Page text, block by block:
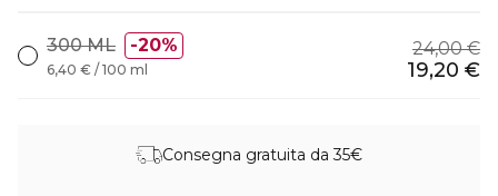
300 ML 20% 24,00 €
19,20 €
6,40 € / 100 ml
Consegna gratuita da 35€